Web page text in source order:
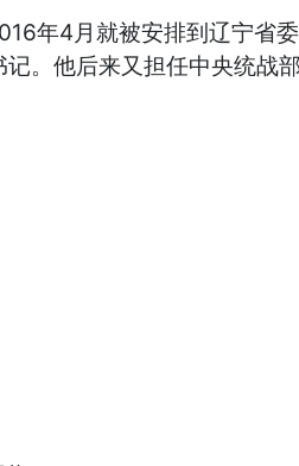
年4月就被安排到辽宁省
。他后来又担任中央统战